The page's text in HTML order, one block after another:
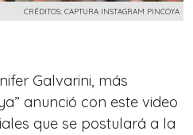
CRÉDITOS: CAPTURA INSTAGRAM PINCOYA
Galvarini, más
anunció con este video
que se postulará a la